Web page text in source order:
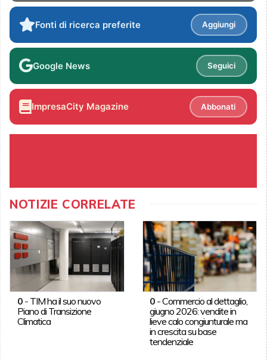
Fonti di ricerca preferite Aggiungi
Google News Seguici
ImpresaCity Magazine Abbonati
NOTIZIE CORRELATE
0- TIM ha il suo nuovo
Piano di Transizione
Climatica
0 -Commercio al dettaglio,
giugno 2026: vendite in
lieve calo congiunturale ma
in crescita su base
tendenziale